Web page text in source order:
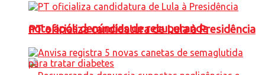
nota após denúncias de recuperanda
PT oficializa candidatura de Lula à Presidência